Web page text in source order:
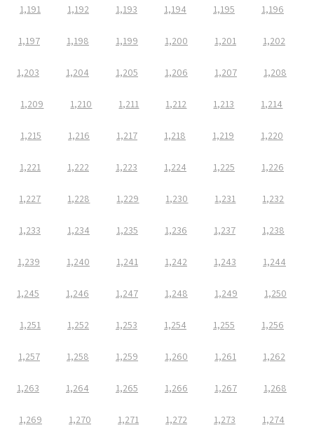
1,191 1,192 1,193 1,194 1,195 1,196
1,197 1,198 1,199 1,200 1,201 1,202
1,203 1,204 1,205 1,206 1,207 1,208
1,209 1,210 1,211 1,212 1,213 1,214
1,215 1,216 1,217 1,218 1,219 1,220
1,221 1,222 1,223 1,224 1,225 1,226
1,227 1,228 1,229 1,230 1,231 1,232
1,233 1,234 1,235 1,236 1,237 1,238
1,239 1,240 1,241 1,242 1,243 1,244
1,245 1,246 1,247 1,248 1,249 1,250
1,251 1,252 1,253 1,254 1,255 1,256
1,257 1,258 1,259 1,260 1,261 1,262
1,263 1,264 1,265 1,266 1,267 1,268
1,269 1,270 1,271 1,272 1,273 1,274